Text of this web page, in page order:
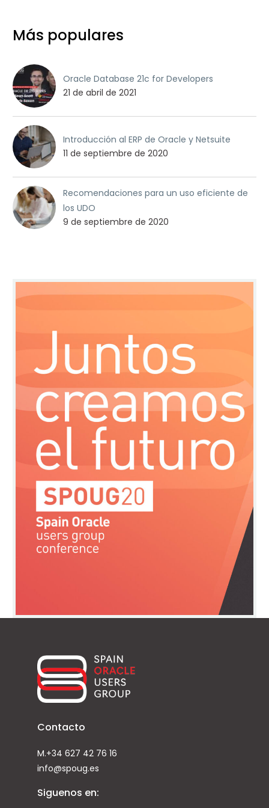
Más populares
Oracle Database 21c for Developers
21 de abril de 2021
Introducción al ERP de Oracle y Netsuite
11 de septiembre de 2020
Recomendaciones para un uso eficiente de
los UDO
9 de septiembre de 2020
Contacto
M.+34 627 42 76 16
info@spoug.es
Siguenos en: